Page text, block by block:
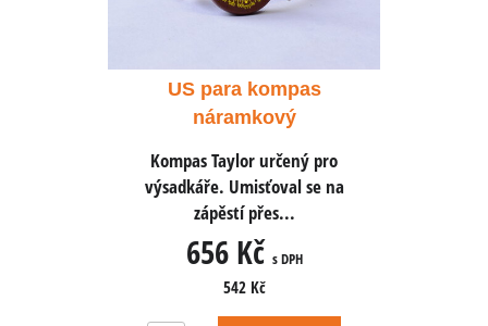
US para kompas
náramkový
Kompas Taylor určený pro
výsadkáře. Umisťoval se na
zápěstí přes...
656 Kč s DPH
542 Kč